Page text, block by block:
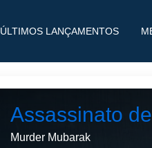
ÚLTIMOS LANÇAMENTOS
Assassinato
Murder Mubarak